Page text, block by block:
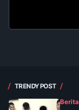
TRENDY POST
Berita